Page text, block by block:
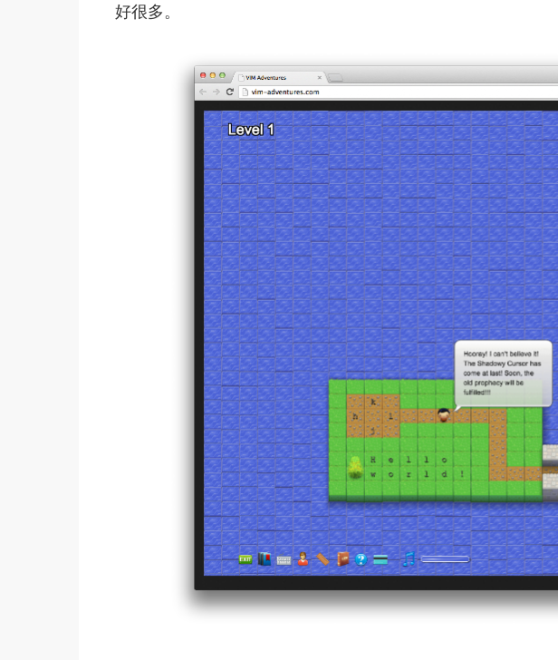
好很多。